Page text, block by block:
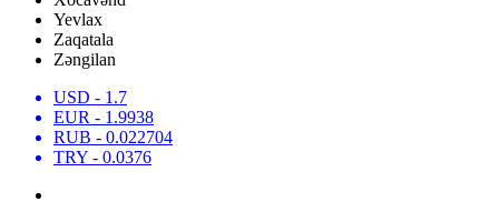
Yevlax
Zaqatala
Zəngilan
USD - 1.7
EUR - 1.9938
RUB - 0.022704
TRY - 0.0376